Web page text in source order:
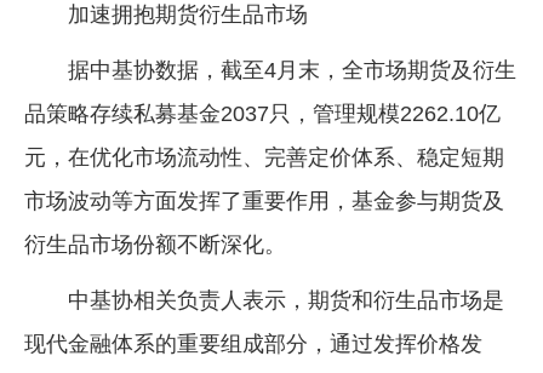
加速拥抱期货衍生品市场
据中基协数据，截至4月末，全市场期货及衍生
品策略存续私募基金2037只，管理规模2262.10亿
元，在优化市场流动性、完善定价体系、稳定短期
市场波动等方面发挥了重要作用，基金参与期货及
衍生品市场份额不断深化。
中基协相关负责人表示，期货和衍生品市场是
现代金融体系的重要组成部分，通过发挥价格发